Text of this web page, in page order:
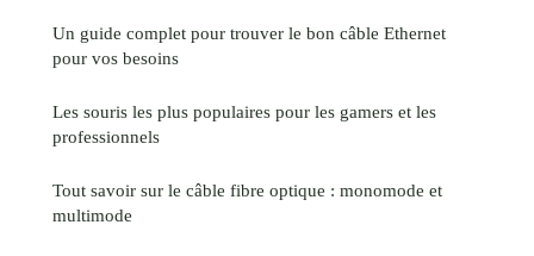
Un guide complet pour trouver le bon câble Ethernet
pour vos besoins
Les souris les plus populaires pour les gamers et les
professionnels
Tout savoir sur le câble fibre optique : monomode et
multimode